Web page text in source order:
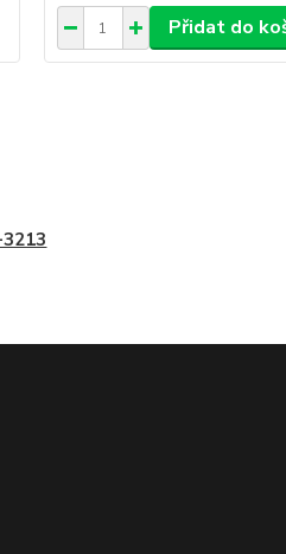
Přidat do
3213